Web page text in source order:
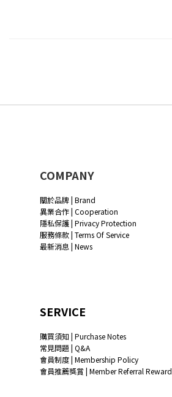
COMPANY
關於品牌 | Brand
異業合作 | Cooperation
隱私保護 | Privacy Protection
服務條款 | Terms Of Service
最新消息 | News
SERVICE
購買須知 | Purchase Notes
常見問題 | Q&A
會員制度 | Membership Policy
會員推薦獎賞 | Member Referral Reward